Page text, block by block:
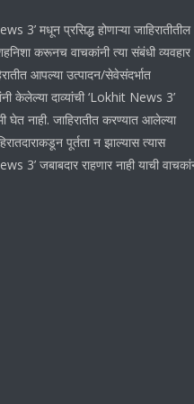
3’ मधून प्रसिद्ध होणाऱ्या जाहिरातीतील
करूनच वाचकांनी त्या संबंधी व्यवहार
आपल्या उत्पादन/सेवेसंदर्भात
केलेल्या दाव्यांची ‘Lokhit News 3’
घेत नाही. जाहिरातीत करण्यात आलेल्या
पूर्तता न झाल्यास त्यास
3’ जबाबदार राहणार नाही याची